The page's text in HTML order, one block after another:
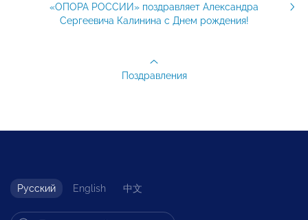
«ОПОРА РОССИИ» поздравляет Александра
Сергеевича Калинина с Днем рождения!
Поздравления
Русский English 中文